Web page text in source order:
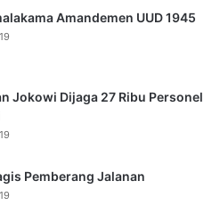
Amandemen UUD 1945
Jokowi Dijaga 27 Ribu Personel
Pemberang Jalanan